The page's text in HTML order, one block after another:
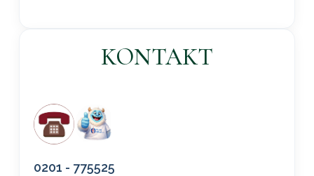
KONTAKT
0201 - 775525